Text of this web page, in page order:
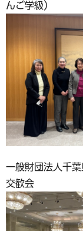
んご学級）
一般財団法人千
交歓会